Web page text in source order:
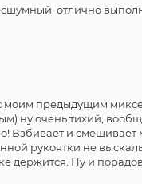
отлично
моим предыдущим
ну очень тихий,
Взбивает и смешивает
рукоятки не
держится. Ну и